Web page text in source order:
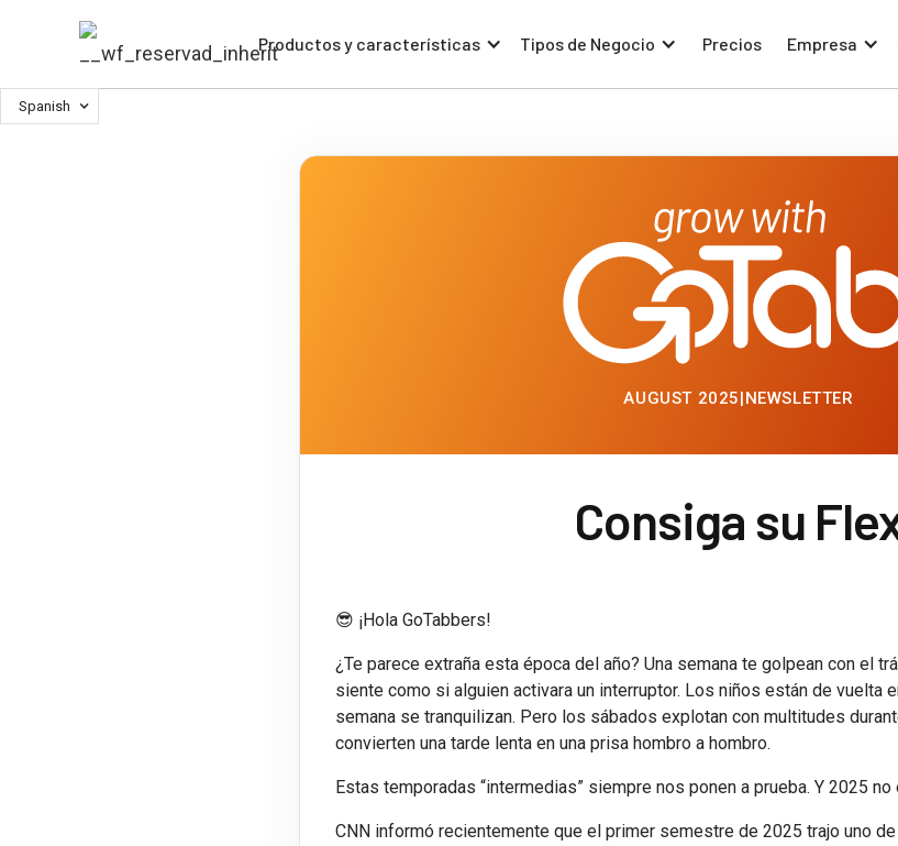
Productos y características Tipos de Negocio Precios Empresa
Spanish
AUGUST 2025|NEWSLETTER
Consiga su
😎 ¡Hola GoTabbers!
¿Te parece extraña esta época del año? Una semana te golpean con el
siente como si alguien activara un interruptor. Los niños están de vuelta
semana se tranquilizan. Pero los sábados explotan con multitudes
convierten una tarde lenta en una prisa hombro a hombro.
Estas temporadas “intermedias” siempre nos ponen a prueba. Y 2025 no
CNN informó recientemente que el primer semestre de 2025 trajo uno